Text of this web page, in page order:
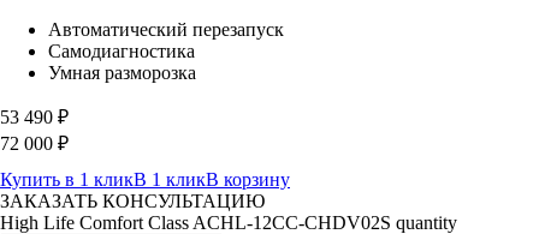
Автоматический перезапуск
Самодиагностика
Умная разморозка
53 490 ₽
72 000 ₽
Купить в 1 кликВ 1 кликВ корзину
ЗАКАЗАТЬ КОНСУЛЬТАЦИЮ
High Life Comfort Class ACHL-12CC-CHDV02S quantity